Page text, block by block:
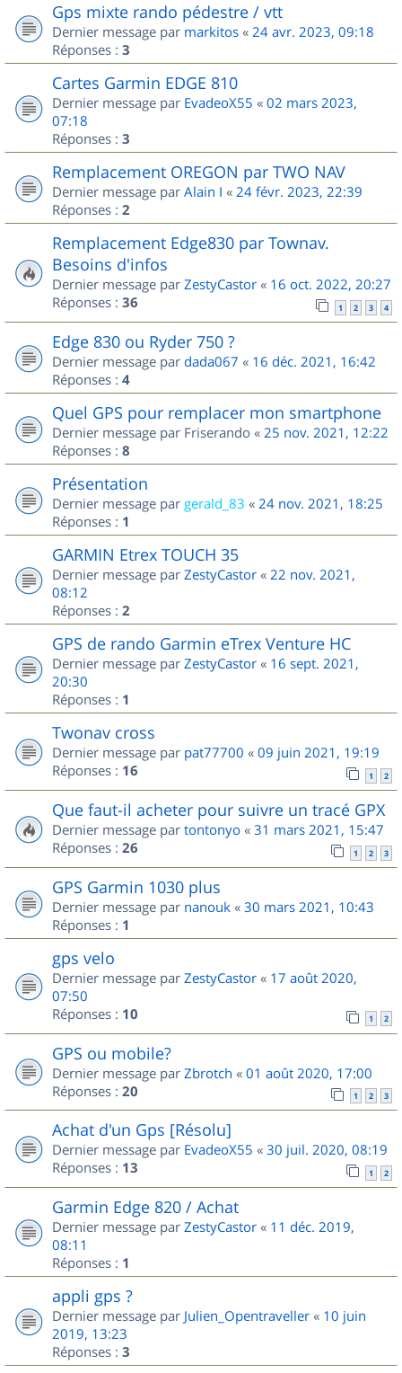
Gps mixte rando pédestre / vtt
Dernier message par markitos « 24 avr. 2023, 09:18
Réponses : 3
Cartes Garmin EDGE 810
Dernier message par EvadeoX55 « 02 mars 2023,
07:18
Réponses : 3
Remplacement OREGON par TWO NAV
Dernier message par Alain I « 24 févr. 2023, 22:39
Réponses : 2
Remplacement Edge830 par Townav.
Besoins d'infos
Dernier message par ZestyCastor « 16 oct. 2022, 20:27
Réponses : 36 1 2 3 4
Edge 830 ou Ryder 750 ?
Dernier message par dada067 « 16 déc. 2021, 16:42
Réponses : 4
Quel GPS pour remplacer mon smartphone
Dernier message par Friserando « 25 nov. 2021, 12:22
Réponses : 8
Présentation
Dernier message par gerald_83 « 24 nov. 2021, 18:25
Réponses : 1
GARMIN Etrex TOUCH 35
Dernier message par ZestyCastor « 22 nov. 2021,
08:12
Réponses : 2
GPS de rando Garmin eTrex Venture HC
Dernier message par ZestyCastor « 16 sept. 2021,
20:30
Réponses : 1
Twonav cross
Dernier message par pat77700 « 09 juin 2021, 19:19
Réponses : 16 1 2
Que faut-il acheter pour suivre un tracé GPX
Dernier message par tontonyo « 31 mars 2021, 15:47
Réponses : 26 1 2 3
GPS Garmin 1030 plus
Dernier message par nanouk « 30 mars 2021, 10:43
Réponses : 1
gps velo
Dernier message par ZestyCastor « 17 août 2020,
07:50
Réponses : 10 1 2
GPS ou mobile?
Dernier message par Zbrotch « 01 août 2020, 17:00
Réponses : 20 1 2 3
Achat d'un Gps [Résolu]
Dernier message par EvadeoX55 « 30 juil. 2020, 08:19
Réponses : 13 1 2
Garmin Edge 820 / Achat
Dernier message par ZestyCastor « 11 déc. 2019,
08:11
Réponses : 1
appli gps ?
Dernier message par Julien_Opentraveller « 10 juin
2019, 13:23
Réponses : 3